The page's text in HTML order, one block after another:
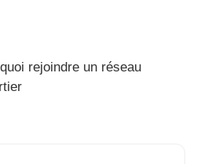
rejoindre un réseau